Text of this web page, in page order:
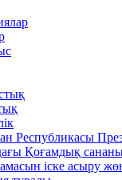
Республикасы
Қоғамдық
іске асыру